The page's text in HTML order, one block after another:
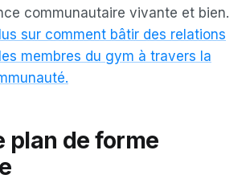
communautaire vivante et bien.
sur comment bâtir des relations
membres du gym à travers la
plan de forme